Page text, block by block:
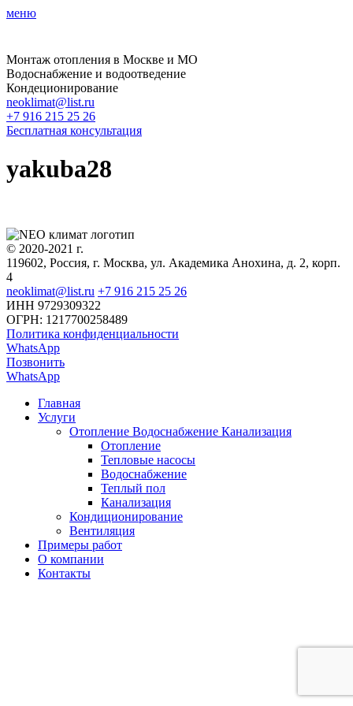
меню
Монтаж отопления в Москве и МО
Водоснабжение и водоотведение
Кондеционирование
neoklimat@list.ru
+7 916 215 25 26
Бесплатная консультация
yakuba28
© 2020-2021 г.
119602, Россия, г. Москва, ул. Академика Анохина, д. 2, корп.
4
neoklimat@list.ru +7 916 215 25 26
ИНН 9729309322
ОГРН: 1217700258489
Политика конфиденциальности
WhatsApp
Позвонить
WhatsApp
Главная
Услуги
Отопление Водоснабжение Канализация
Отопление
Тепловые насосы
Водоснабжение
Теплый пол
Канализация
Кондиционирование
Вентиляция
Примеры работ
О компании
Контакты